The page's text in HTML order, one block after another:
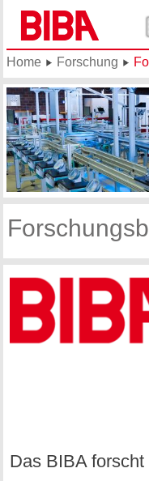
Home Forschung
Das BIBA